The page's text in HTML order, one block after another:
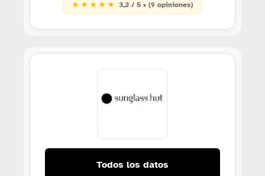
★ ★ ★ ★ ★ 3,2 / 5 • (9 opiniones)
Todos los datos